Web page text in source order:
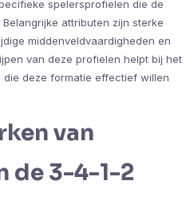
spelersprofielen die de
attributen zijn sterke
middenveldvaardigheden en
van deze profielen helpt bij het
deze formatie effectief willen
van
de 3-4-1-2